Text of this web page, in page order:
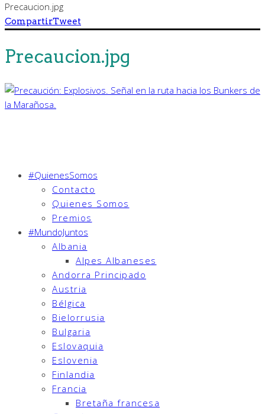
Precaucion.jpg
CompartirTweet
Precaucion.jpg
#QuienesSomos
Contacto
Quienes Somos
Premios
#MundoJuntos
Albania
Alpes Albaneses
Andorra Principado
Austria
Bélgica
Bielorrusia
Bulgaria
Eslovaquia
Eslovenia
Finlandia
Francia
Bretaña francesa